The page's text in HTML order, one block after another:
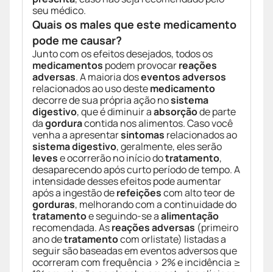
seu médico.
Quais os males que este medicamento
pode me causar?
Junto com os efeitos desejados, todos os
medicamentos podem provocarreações
adversas. A maioria doseventos adversos
relacionados ao uso destemedicamento
decorre de sua própria ação nosistema
digestivo, que é diminuir aabsorçãode parte
dagorduracontida nos alimentos. Caso você
venha a apresentarsintomas relacionados ao
sistema digestivo, geralmente, eles serão
levese ocorrerão no início dotratamento,
desaparecendo após curto período de tempo. A
intensidade desses efeitos pode aumentar
após a ingestão derefeiçõescom alto teor de
gorduras, melhorando com a continuidade do
tratamentoe seguindo-se aalimentação
recomendada. Asreações adversas (primeiro
ano detratamentocom orlistate) listadas a
seguir são baseadas em eventos adversos que
ocorreram com frequência > 2% e incidência ≥